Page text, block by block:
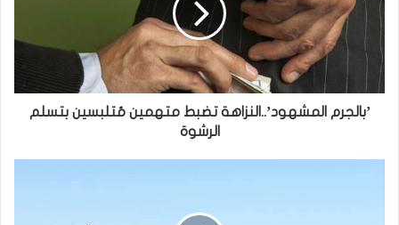
مُتلبسين
الرشوة
’بالجرم المشهود’..النزاهة تضبط متهمين مُتلبسين بتسلم
الرشوة